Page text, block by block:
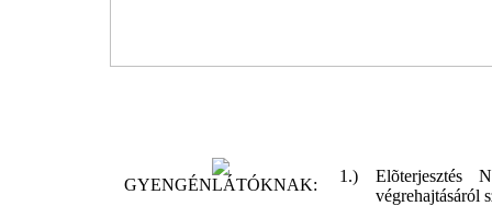
GYENGÉNLÁTÓKNAK: 1.)
Elõterjesztés
végrehajtásáról